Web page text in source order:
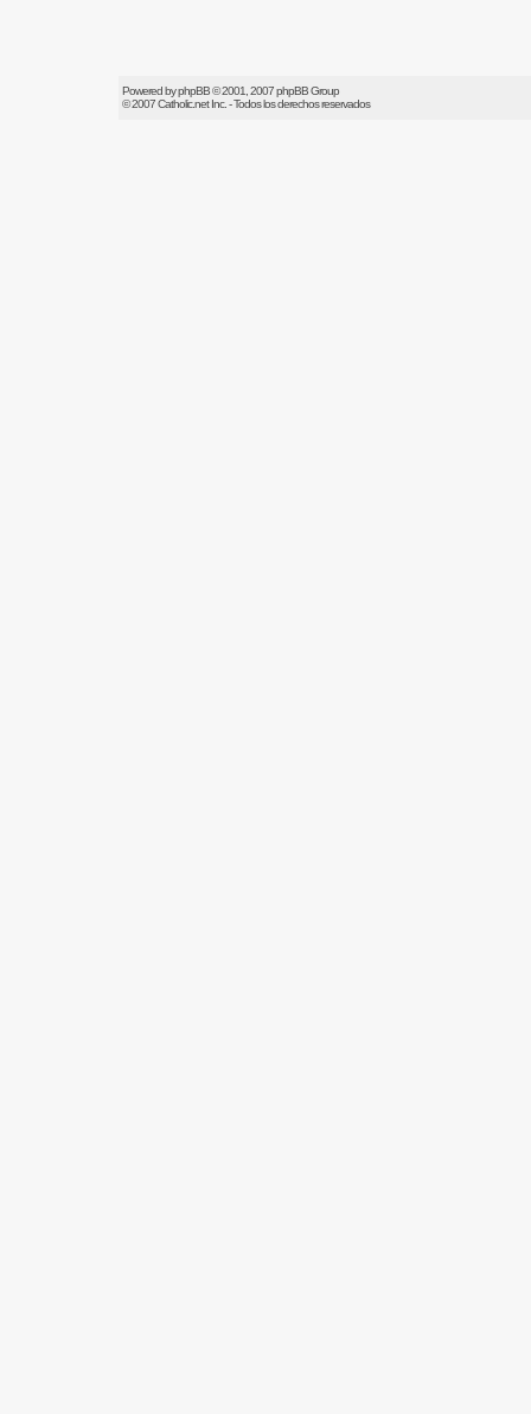
Powered byphpBB© 2001, 2007 phpBB Group
© 2007Catholic.netInc. - Todos los derechos reservados